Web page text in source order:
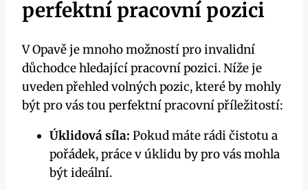
perfektní pracovní pozici
V Opavě je mnoho možností pro invalidní
důchodce hledající pracovní pozici. Níže je
uveden přehled volných pozic, které by mohly
být pro vás tou perfektní pracovní příležitostí:
Úklidová síla: Pokud máte rádi čistotu a
pořádek, práce v úklidu by pro vás mohla
být ideální.